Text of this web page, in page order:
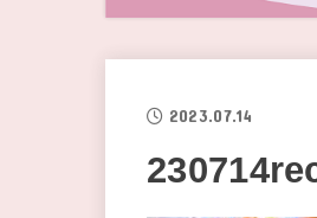
2023.07.14